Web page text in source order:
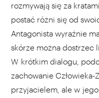
rozmywają się za
postać różni się od
Antagonista wyraźnie
skórze można dostrzec
W krótkim dialogu,
zachowanie
przyjacielem, ale w jego